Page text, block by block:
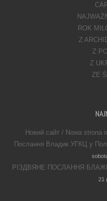
ROK
Z
Z
Z
ZE
Новий сайт / Nowa strona
Послання Владик УГКЦ у
РІЗДВЯНЕ ПОСЛАННЯ
21